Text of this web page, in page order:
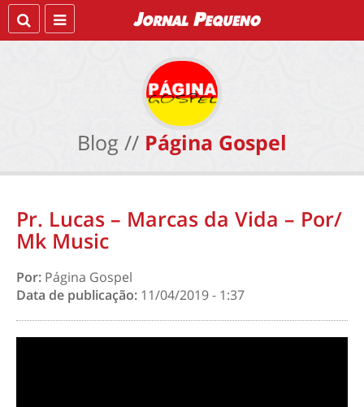
Blog // Página Gospel
Pr. Lucas – Marcas da Vida – Por/
Mk Music
Por: Página Gospel
Data de publicação: 11/04/2019 - 1:37